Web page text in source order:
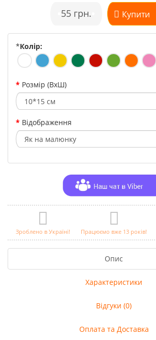
55 грн. Купити
*Колір:
Розмір (ВхШ)
Відображення
Зроблено в Україні! Працюємо вже 13 років!
Опис
Характеристики
Відгуки (0)
Оплата та Доставка